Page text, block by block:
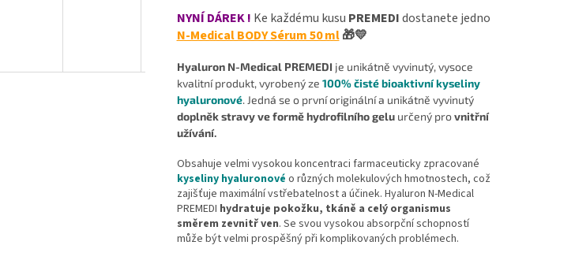
NYNÍ DÁREK ! Ke každému kusu PREMEDIdostanete jedno
N-Medical BODY Sérum 50 ml 🎁💛
Hyaluron N-Medical PREMEDI je unikátně vyvinutý, vysoce
kvalitní produkt, vyrobený ze 100% čisté bioaktivní kyseliny
hyaluronové. Jedná se o první originální a unikátně vyvinutý
doplněk stravy ve formě hydrofilního geluurčený provnitřní
užívání.
Obsahuje velmi vysokou koncentraci farmaceuticky zpracované
kyseliny hyaluronové o různých molekulových hmotnostech, což
zajišťuje maximální vstřebatelnost a účinek. Hyaluron N-Medical
PREMEDI hydratuje pokožku, tkáně a celý organismus
směrem zevnitř ven. Se svou vysokou absorpční schopností
může být velmi prospěšný při komplikovaných problémech.